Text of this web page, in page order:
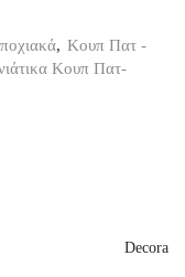
, Κουπ Πατ -
Κουπ Πατ-
Decora